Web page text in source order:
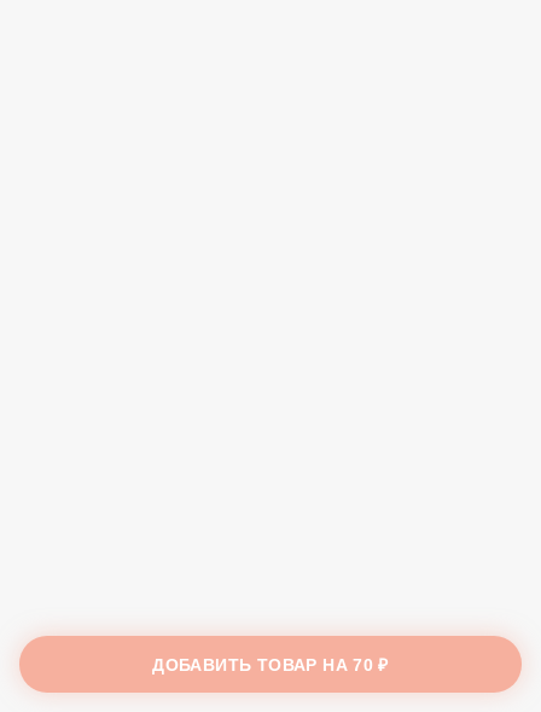
ДОБАВИТЬ ТОВАР НА70 ₽